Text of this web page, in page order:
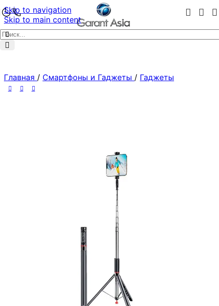
Skip to navigation
Skip to main content
Главная / Смартфоны и Гаджеты / Гаджеты